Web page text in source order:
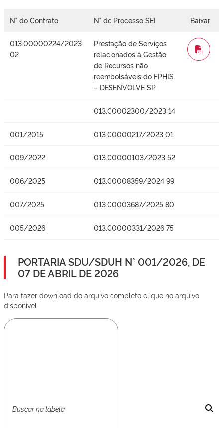
N° do Contrato N° do Processo SEI Baixar
013.00000224/2023
02
Prestação de Serviços
relacionados à Gestão
de Recursos não
reembolsáveis do FPHIS
– DESENVOLVE SP
WORD
013.00002300/2023 14
001/2015 013.00000217/2023 01
009/2022 013.00000103/2023 52
006/2025 013.00008359/2024 99
007/2025 013.00003687/2025 80
005/2026 013.00000331/2026 75
PORTARIA SDU/SDUH N° 001/2026, DE
07 DE ABRIL DE 2026
Para fazer download do arquivo completo clique no arquivo
disponível